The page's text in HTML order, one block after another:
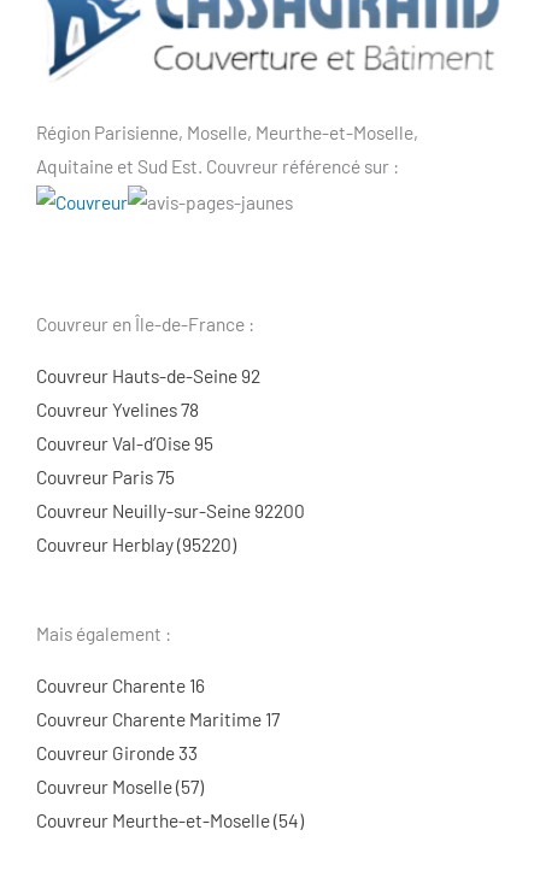
Région Parisienne, Moselle, Meurthe-et-Moselle,
Aquitaine et Sud Est. Couvreur référencé sur :
Couvreur en Île-de-France :
Couvreur Hauts-de-Seine 92
Couvreur Yvelines 78
Couvreur Val-d’Oise 95
Couvreur Paris 75
Couvreur Neuilly-sur-Seine 92200
Couvreur Herblay (95220)
Mais également :
Couvreur Charente 16
Couvreur Charente Maritime 17
Couvreur Gironde 33
Couvreur Moselle (57)
Couvreur Meurthe-et-Moselle (54)